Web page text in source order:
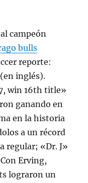
campeón
bulls
reporte:
inglés).
win 16th title»
ganando en
en la historia
a un récord
regular; «Dr. J»
Erving,
lograron un